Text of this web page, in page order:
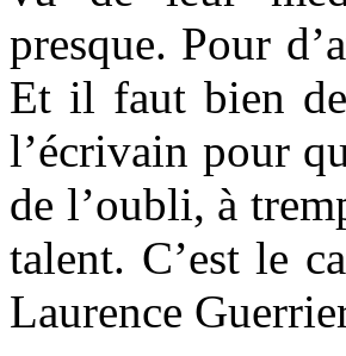
presque. Pour
Et il faut bien
l’écrivain pour
de l’oubli, à
talent. C’est le
Laurence